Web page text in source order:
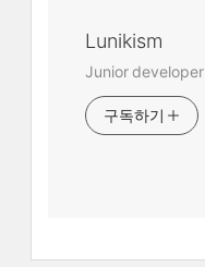
Lunikism
Junior developer
구독하기